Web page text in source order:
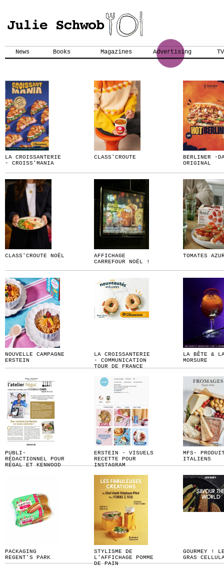
News Books Magazines Advertising TV
LA CROISSANTERIE
- CROISS'MANIA
CLASS'CROUTE
BERLINER -
ORIGINAL
CLASS'CROUTE NOËL
AFFICHAGE
CARREFOUR NOËL !
TOMATES
NOUVELLE CAMPAGNE
ERSTEIN
LA CROISSANTERIE
- COMMUNICATION
TOUR DE FRANCE
LA BÊTE &
MORSURE
PUBLI-
RÉDACTIONNEL POUR
RÉGAL ET KENWOOD
ERSTEIN - VISUELS
RECETTE POUR
INSTAGRAM
MFS-
ITALIENS
PACKAGING
REGENT'S PARK
STYLISME DE
L'AFFICHAGE POMME
DE PAIN
GOURMEY !
GRAS